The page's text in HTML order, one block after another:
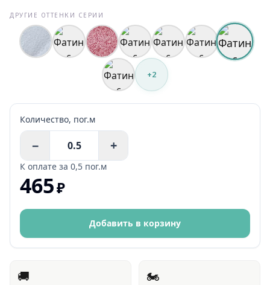
ДРУГИЕ ОТТЕНКИ СЕРИИ
+2
Количество, пог.м
− +
К оплате за 0,5 пог.м
465₽
Добавить в корзину
🚚 🏍